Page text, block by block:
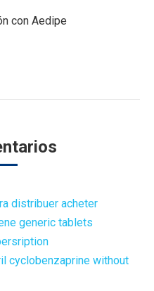
con Aedipe
distribuer acheter
generic tablets
cyclobenzaprine without